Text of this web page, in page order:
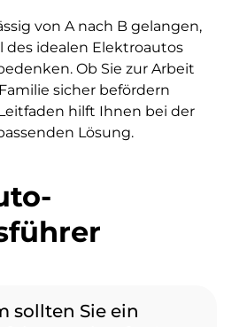
von A nach B gelangen,
des idealen Elektroautos
Ob Sie zur Arbeit
sicher befördern
hilft Ihnen bei der
Lösung.
sollten Sie ein